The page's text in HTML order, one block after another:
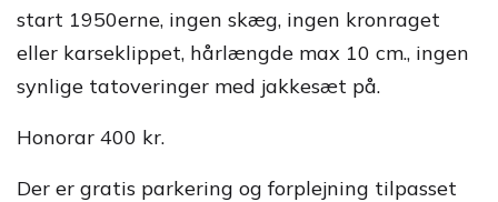
start 1950erne, ingen skæg, ingen kronraget
eller karseklippet, hårlængde max 10 cm., ingen
synlige tatoveringer med jakkesæt på.
Honorar 400 kr.
Der er gratis parkering og forplejning tilpasset